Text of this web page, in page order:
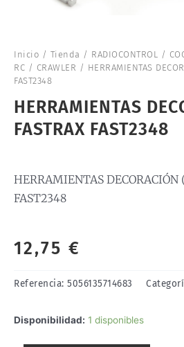
Inicio / Tienda / RADIOCONTROL /
RC / CRAWLER / HERRAMIENTAS
FAST2348
HERRAMIENTAS
FASTRAX FAST2348
HERRAMIENTAS DECORACIÓN
FAST2348
12,75 €
Referencia: 5056135714683
Disponibilidad: 1 disponibles
HERRAMIENTAS